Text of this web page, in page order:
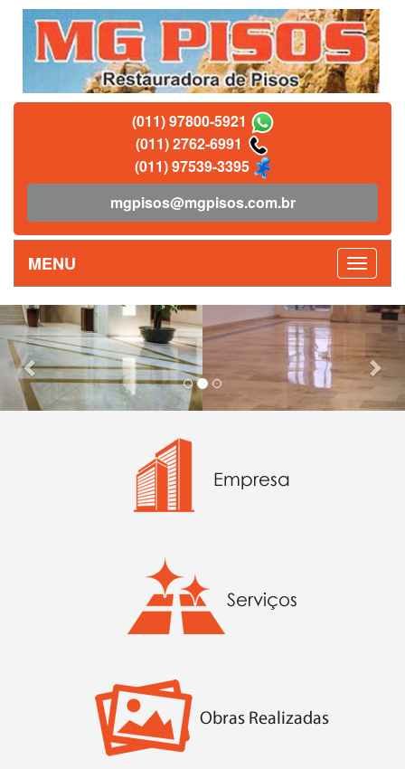
(011) 97800-5921
(011) 2762-6991
(011) 97539-3395
mgpisos@mgpisos.com.br
MENU
Previous